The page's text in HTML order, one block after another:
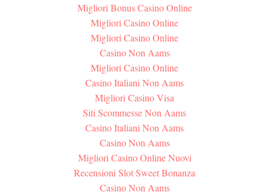
Migliori Bonus Casino Online
Migliori Casino Online
Migliori Casino Online
Casino Non Aams
Migliori Casino Online
Casino Italiani Non Aams
Migliori Casino Visa
Siti Scommesse Non Aams
Casino Italiani Non Aams
Casino Non Aams
Migliori Casino Online Nuovi
Recensioni Slot Sweet Bonanza
Casino Non Aams